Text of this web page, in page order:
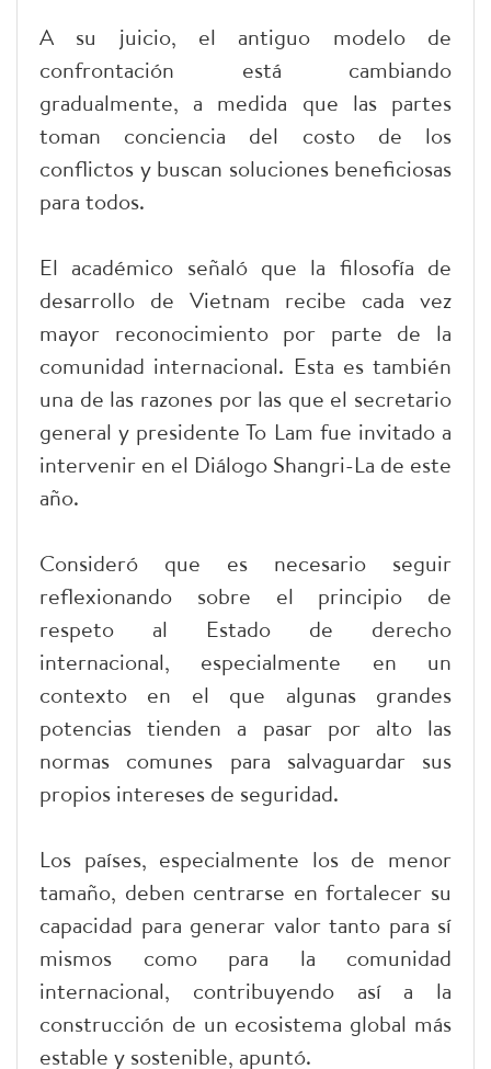
A su juicio, el antiguo modelo de
confrontación está cambiando
gradualmente, a medida que las partes
toman conciencia del costo de los
conflictos y buscan soluciones beneficiosas
para todos.
El académico señaló que la filosofía de
desarrollo de Vietnam recibe cada vez
mayor reconocimiento por parte de la
comunidad internacional. Esta es también
una de las razones por las que el secretario
general y presidente To Lam fue invitado a
intervenir en el Diálogo Shangri-La de este
año.
Consideró que es necesario seguir
reflexionando sobre el principio de
respeto al Estado de derecho
internacional, especialmente en un
contexto en el que algunas grandes
potencias tienden a pasar por alto las
normas comunes para salvaguardar sus
propios intereses de seguridad.
Los países, especialmente los de menor
tamaño, deben centrarse en fortalecer su
capacidad para generar valor tanto para sí
mismos como para la comunidad
internacional, contribuyendo así a la
construcción de un ecosistema global más
estable y sostenible, apuntó.